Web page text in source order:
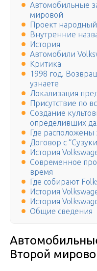
Автомобильные
мировой
Проект
Внутренние
История
Автомобили
Критика
1998 год.
узнаете
Локализация
Присутствие по
Создание
определивших
Где расположены
Договор с
История
Современное
время
Где собирают
История
История
Общие сведения
Второй